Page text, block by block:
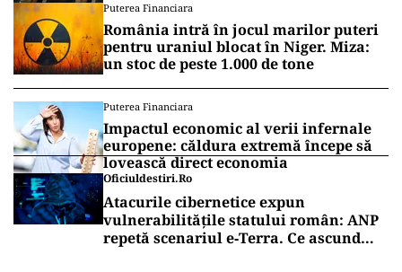
Puterea Financiara
România intră în jocul marilor puteri
pentru uraniul blocat în Niger. Miza:
un stoc de peste 1.000 de tone
Puterea Financiara
Impactul economic al verii infernale
europene: căldura extremă începe să
lovească direct economia
Oficiuldestiri.ro
Atacurile cibernetice expun
vulnerabilitățile statului român: ANP
repetă scenariul e‑Terra. Ce ascund